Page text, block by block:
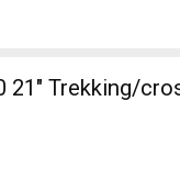
21" Trekking/